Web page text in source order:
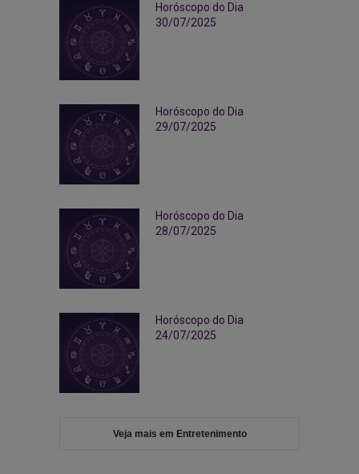
Horóscopo do Dia
30/07/2025
Horóscopo do Dia
29/07/2025
Horóscopo do Dia
28/07/2025
Horóscopo do Dia
24/07/2025
Veja mais em Entretenimento